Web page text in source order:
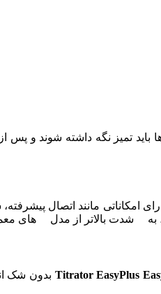
باید تمیز نگه داشته شوند و
امکاناتی مانند اتصال
شدت بالاتر از مدل های
بدون شک